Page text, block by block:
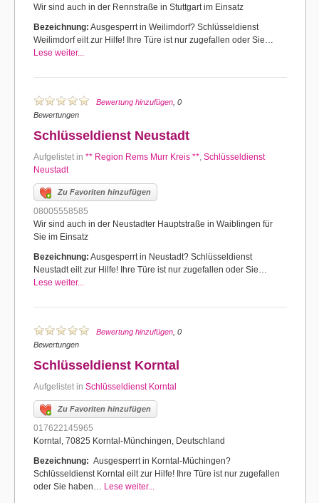
Wir sind auch in der Rennstraße in Stuttgart im Einsatz
Bezeichnung: Ausgesperrt in Weilimdorf? Schlüsseldienst
Weilimdorf eilt zur Hilfe! Ihre Türe ist nur zugefallen oder Sie…
Lese weiter...
Bewertung hinzufügen , 0
Bewertungen
Schlüsseldienst Neustadt
Aufgelistet in ** Region Rems Murr Kreis **, Schlüsseldienst
Neustadt
Zu Favoriten hinzufügen
08005558585
Wir sind auch in der Neustadter Hauptstraße in Waiblingen für
Sie im Einsatz
Bezeichnung: Ausgesperrt in Neustadt? Schlüsseldienst
Neustadt eilt zur Hilfe! Ihre Türe ist nur zugefallen oder Sie…
Lese weiter...
Bewertung hinzufügen , 0
Bewertungen
Schlüsseldienst Korntal
Aufgelistet in Schlüsseldienst Korntal
Zu Favoriten hinzufügen
017622145965
Korntal, 70825 Korntal-Münchingen, Deutschland
Bezeichnung: Ausgesperrt in Korntal-Müchingen?
Schlüsseldienst Korntal eilt zur Hilfe! Ihre Türe ist nur zugefallen
oder Sie haben… Lese weiter...